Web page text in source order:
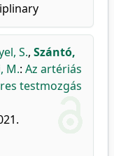
S., Szántó,
M.: Az artériás
testmozgás